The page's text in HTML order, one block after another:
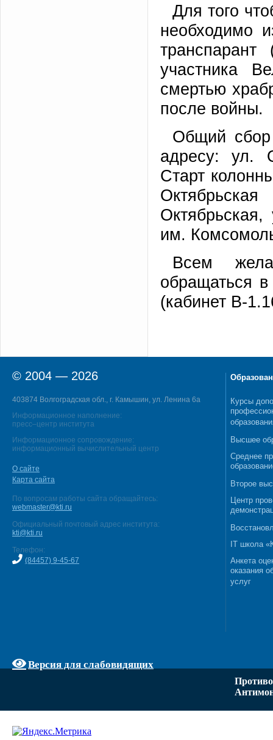
Для того
необходимо
участника
смертью
после войны.
Общий сбор
адресу: ул.
Старт
им.
Всем
обращаться
(кабинет В-
© 2004 — 2026
403874 Волгоградская обл., г. Камышин, ул. Ленина 6а
Информационное наполнение:
пресс–центр института
Информационное сопровождение:
информационный вычислительный центр
О сайте
Карта сайта
По вопросам работы сайта обращайтесь:
webmaster@kti.ru
Официальный почтовый адрес института:
kti@kti.ru
Телефон:
(84457) 9-45-67
Версия для слабовидящих
Курсы
Высшее
Среднее
Второе
Центр
IT школа
Анкета
оказания
услуг